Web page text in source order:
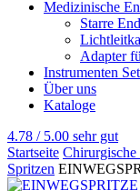
Medizinische
Starre
Adapter
Instrumenten
Über uns
Kataloge
4.78 / 5.00 sehr gut
Startseite Chirurgische
Spritzen